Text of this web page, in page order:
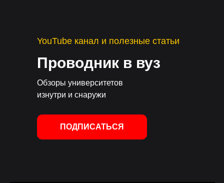
Проводник в вуз
YouTube канал и полезные статьи
Обзоры университетов
изнутри и снаружи
ПОДПИСАТЬСЯ